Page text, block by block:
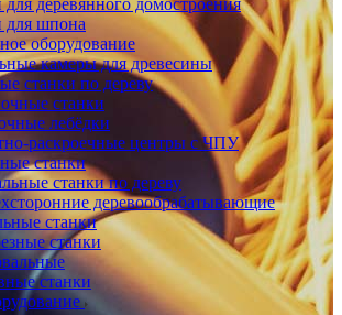
деревянного домостроения
для шпона
оборудование
камеры для древесины
станки по дереву
станки
лебёдки
раскроечные центры с ЧПУ
станки
станки по дереву
деревообрабатывающие
станки
станки
станки